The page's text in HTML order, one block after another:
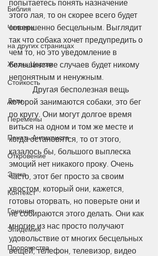
Библия
Человек
на других страницах
Жизнь Церкви
Стойкость
Дети
Перемены
Печать Антихриста
Откровение
Этика
Контекст
Гонения
Эпидемия
Пророчества
попытаетесь понять назначение
этого лая, то он скорее всего будет
совершенно бесцельным. Выглядит
так что собака хочет предупредить о
чем то, но это уведомление в
большинстве случаев будет никому
непонятным и ненужным.
Другая бесполезная вещь
которой занимаются собаки, это бег
по кругу. Они могут долгое время
виться на одном и том же месте и
когда остановятся, то от этого,
казалось бы, большого выплеска
эмоций нет никакого проку. Очень
часто, этот бег просто за своим
хвостом, который они, кажется,
готовы оторвать, но поверьте они и
не собираются этого делать. Они как
многие из нас просто получают
удовольствие от многих бесцельных
вещей, телефон, телевизор, видео